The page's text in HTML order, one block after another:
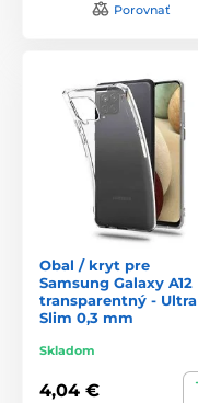
Porovnať
Obal / kryt pre
Samsung Galaxy A12
transparentný - Ultra
Slim 0,3 mm
Skladom
4,04 €